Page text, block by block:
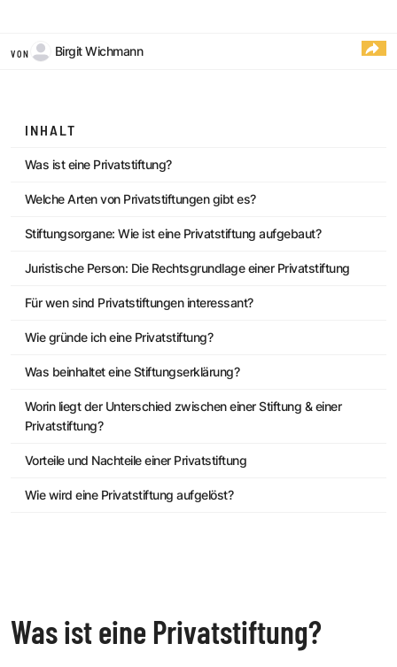
VON Birgit Wichmann
INHALT
Was ist eine Privatstiftung?
Welche Arten von Privatstiftungen gibt es?
Stiftungsorgane: Wie ist eine Privatstiftung aufgebaut?
Juristische Person: Die Rechtsgrundlage einer Privatstiftung
Für wen sind Privatstiftungen interessant?
Wie gründe ich eine Privatstiftung?
Was beinhaltet eine Stiftungserklärung?
Worin liegt der Unterschied zwischen einer Stiftung & einer
Privatstiftung?
Vorteile und Nachteile einer Privatstiftung
Wie wird eine Privatstiftung aufgelöst?
Was ist eine Privatstiftung?